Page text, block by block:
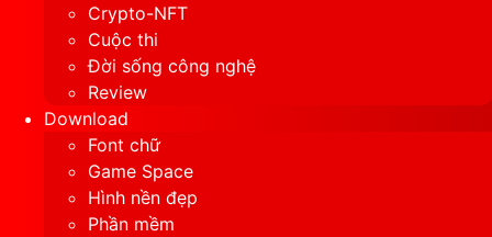
Crypto-NFT
Cuộc thi
Đời sống công nghệ
Review
Download
Font chữ
Game Space
Hình nền đẹp
Phần mềm